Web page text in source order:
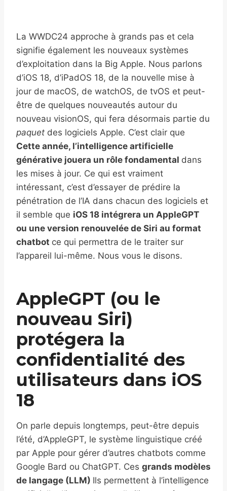
La WWDC24 approche à grands pas et cela
signifie également les nouveaux systèmes
d’exploitation dans la Big Apple. Nous parlons
d’iOS 18, d’iPadOS 18, de la nouvelle mise à
jour de macOS, de watchOS, de tvOS et peut-
être de quelques nouveautés autour du
nouveau visionOS, qui fera désormais partie du
paquet des logiciels Apple. C’est clair que
Cette année, l’intelligence artificielle
générative jouera un rôle fondamental dans
les mises à jour. Ce qui est vraiment
intéressant, c’est d’essayer de prédire la
pénétration de l’IA dans chacun des logiciels et
il semble que iOS 18 intégrera un AppleGPT
ou une version renouvelée de Siri au format
chatbot ce qui permettra de le traiter sur
l’appareil lui-même. Nous vous le disons.
AppleGPT (ou le
nouveau Siri)
protégera la
confidentialité des
utilisateurs dans iOS
18
On parle depuis longtemps, peut-être depuis
l’été, d’AppleGPT, le système linguistique créé
par Apple pour gérer d’autres chatbots comme
Google Bard ou ChatGPT. Ces grands modèles
de langage (LLM) Ils permettent à l’intelligence